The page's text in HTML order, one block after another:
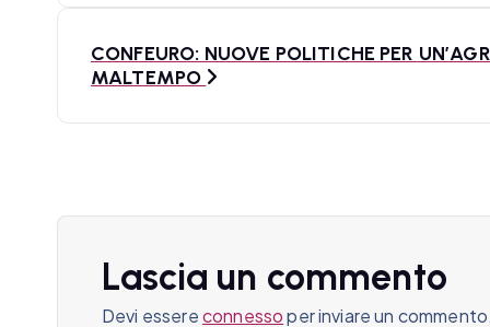
z
CONFEURO: NUOVE POLITICHE PER
MALTEMPO
Lascia un commento
Devi essereconnessoper inviare un commento.